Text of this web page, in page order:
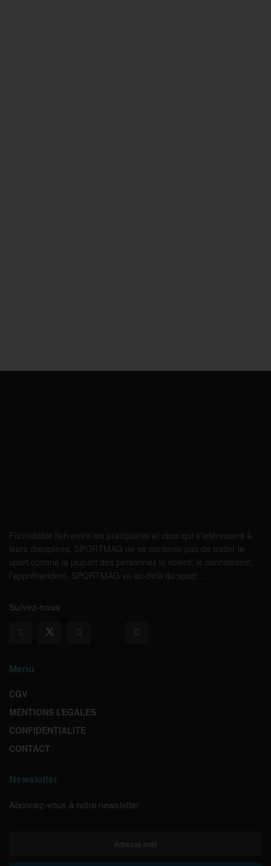
Formidable lien entre les pratiquants et ceux qui s’intéressent à
leurs disciplines, SPORTMAG ne se contente pas de traiter le
sport comme la plupart des personnes le voient, le connaissent,
l’appréhendent. SPORTMAG va au-delà du sport…
Suivez-nous
Menu
CGV
MENTIONS LEGALES
CONFIDENTIALITE
CONTACT
Newsletter
Abonnez-vous à notre newsletter